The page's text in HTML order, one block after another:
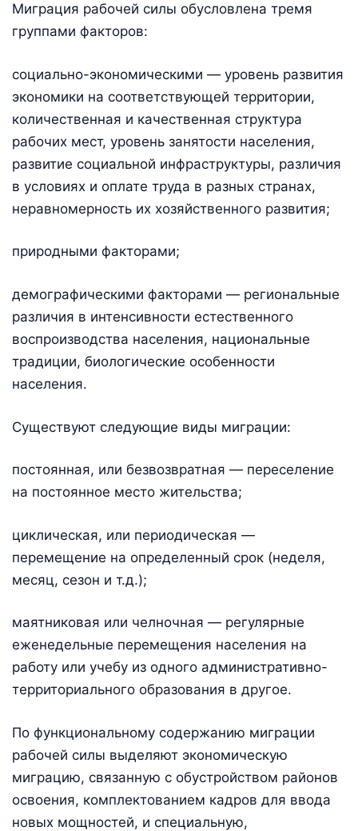
Миграция рабочей силы обусловлена тремя
группами факторов:
социально-экономическими — уровень развития
экономики на соответствующей территории,
количественная и качественная структура
рабочих мест, уровень занятости населения,
развитие социальной инфраструктуры, различия
в условиях и оплате труда в разных странах,
неравномерность их хозяйственного развития;
природными факторами;
демографическими факторами — региональные
различия в интенсивности естественного
воспроизводства населения, национальные
традиции, биологические особенности
населения.
Существуют следующие виды миграции:
постоянная, или безвозвратная — переселение
на постоянное место жительства;
циклическая, или периодическая —
перемещение на определенный срок (неделя,
месяц, сезон и т.д.);
маятниковая или челночная — регулярные
еженедельные перемещения населения на
работу или учебу из одного административно-
территориального образования в другое.
По функциональному содержанию миграции
рабочей силы выделяют экономическую
миграцию, связанную с обустройством районов
освоения, комплектованием кадров для ввода
новых мощностей, и специальную,